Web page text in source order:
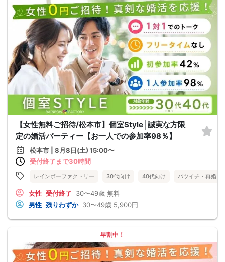
【女性無料ご招待/松本市】個室Style│誠実な方限
定の婚活パーティー【お一人での参加率98％】
松本市 | 8月8日(土) 15:00〜
受付終了まで30時間
レインボーファクトリー 30代向け 40代向け バツイチ・再婚
女性 受付終了 30〜49歳 無料
男性 残りわずか 30〜49歳 5,900円
早割中！